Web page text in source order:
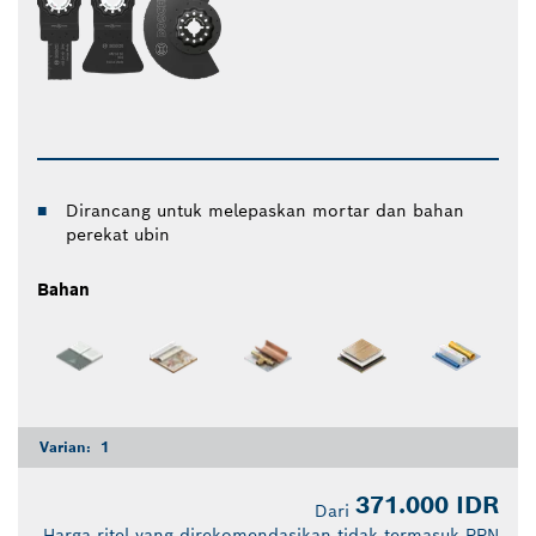
Dirancang untuk melepaskan mortar dan bahan
perekat ubin
Bahan
Varian: 1
Dari 371.000 IDR